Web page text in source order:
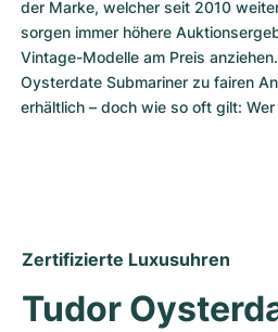
der Marke, welcher seit 2010
sorgen immer höhere
Vintage-Modelle am Preis
Oysterdate Submariner zu fairen
erhältlich – doch wie so oft gilt:
Zertifizierte Luxusuhren
Tudor